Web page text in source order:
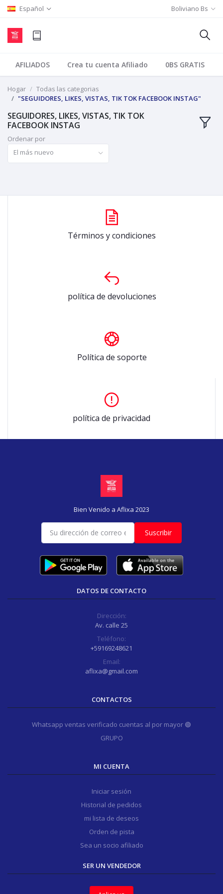
Español Boliviano Bs
AFILIADOS Crea tu cuenta Afiliado 0BS GRATIS
Hogar
Todas las categorias
"SEGUIDORES, LIKES, VISTAS, TIK TOK FACEBOOK INSTAG"
SEGUIDORES, LIKES, VISTAS, TIK TOK
FACEBOOK INSTAG
Ordenar por
El más nuevo
Términos y condiciones
política de devoluciones
Política de soporte
política de privacidad
Bien Venido a Aflixa 2023
Suscribir
DATOS DE CONTACTO
Dirección:
Av. calle 25
Teléfono:
+59169248621
Email:
aflixa@gmail.com
CONTACTOS
Whatsapp ventas verificado cuentas al por mayor 🟢
GRUPO
MI CUENTA
Iniciar sesión
Historial de pedidos
mi lista de deseos
Orden de pista
Sea un socio afiliado
SER UN VENDEDOR